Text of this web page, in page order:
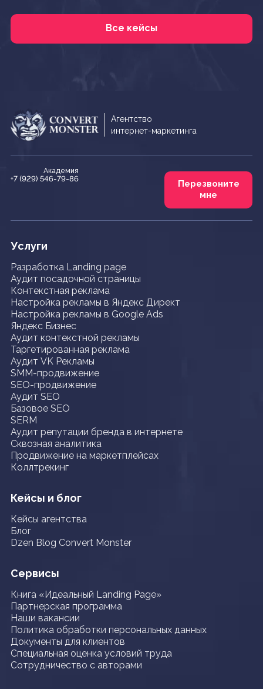
Все кейсы
Агентство
интернет-маркетинга
Академия
+7 (929) 546-79-86
Перезвоните
мне
Услуги
Разработка Landing page
Аудит посадочной страницы
Контекстная реклама
Настройка рекламы в Яндекс Директ
Настройка рекламы в Google Ads
Яндекс Бизнес
Аудит контекстной рекламы
Таргетированная реклама
Аудит VK Рекламы
SMM-продвижение
SEO-продвижение
Аудит SEO
Базовое SEO
SERM
Аудит репутации бренда в интернете
Сквозная аналитика
Продвижение на маркетплейсах
Коллтрекинг
Кейсы и блог
Кейсы агентства
Блог
Dzen Blog Convert Monster
Сервисы
Книга «Идеальный Landing Page»
Партнерская программа
Наши вакансии
Политика обработки персональных данных
Документы для клиентов
Специальная оценка условий труда
Сотрудничество с авторами